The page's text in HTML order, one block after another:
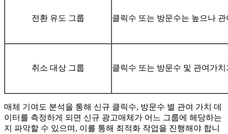
전환 유도 그룹 클릭수 또는 방문수는 높으나
취소 대상 그룹 클릭수 또는 방문수 및 관여가
매체 기여도 분석을 통해 신규 클릭수, 방문수 별 관여 가치 데
이터를 측정하게 되면 신규 광고매체가 어느 그룹에 해당하는
지 파악할 수 있으며, 이를 통해 최적화 작업을 진행해야 합니